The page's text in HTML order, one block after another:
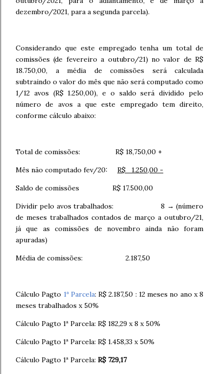
dezembro/2021, para a segunda parcela).
Considerando que este empregado tenha um total de
comissões (de fevereiro a outubro/21) no valor de R$
18.750,00, a média de comissões será calculada
subtraindo o valor do mês que não será computado como
1/12 avos (R$ 1.250,00), e o saldo será dividido pelo
número de avos a que este empregado tem direito,
conforme cálculo abaixo:
Total de comissões: R$ 18,750,00 +
Mês não computado fev/20: R$ 1.250,00 -
Saldo de comissões R$ 17.500,00
Dividir pelo avos trabalhados: 8 → (número
de meses trabalhados contados de março a outubro/21,
já que as comissões de novembro ainda não foram
apuradas)
Média de comissões: 2.187,50
Cálculo Pagto 1ª Parcela: R$ 2.187,50 : 12 meses no ano x 8
meses trabalhados x 50%
Cálculo Pagto 1ª Parcela: R$ 182,29 x 8 x 50%
Cálculo Pagto 1ª Parcela: R$ 1.458,33 x 50%
Cálculo Pagto 1ª Parcela: R$ 729,17